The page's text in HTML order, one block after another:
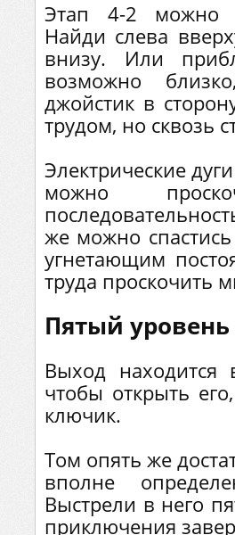
Этап 4-2 можно
Найди слева
внизу. Или
возможно
джойстик в
трудом, но сквозь
Электрические
можно
же можно
угнетающим
труда проскочить
Пятый уровень
Выход
чтобы открыть
ключик.
Том опять же
вполне
Выстрели в него
приключения